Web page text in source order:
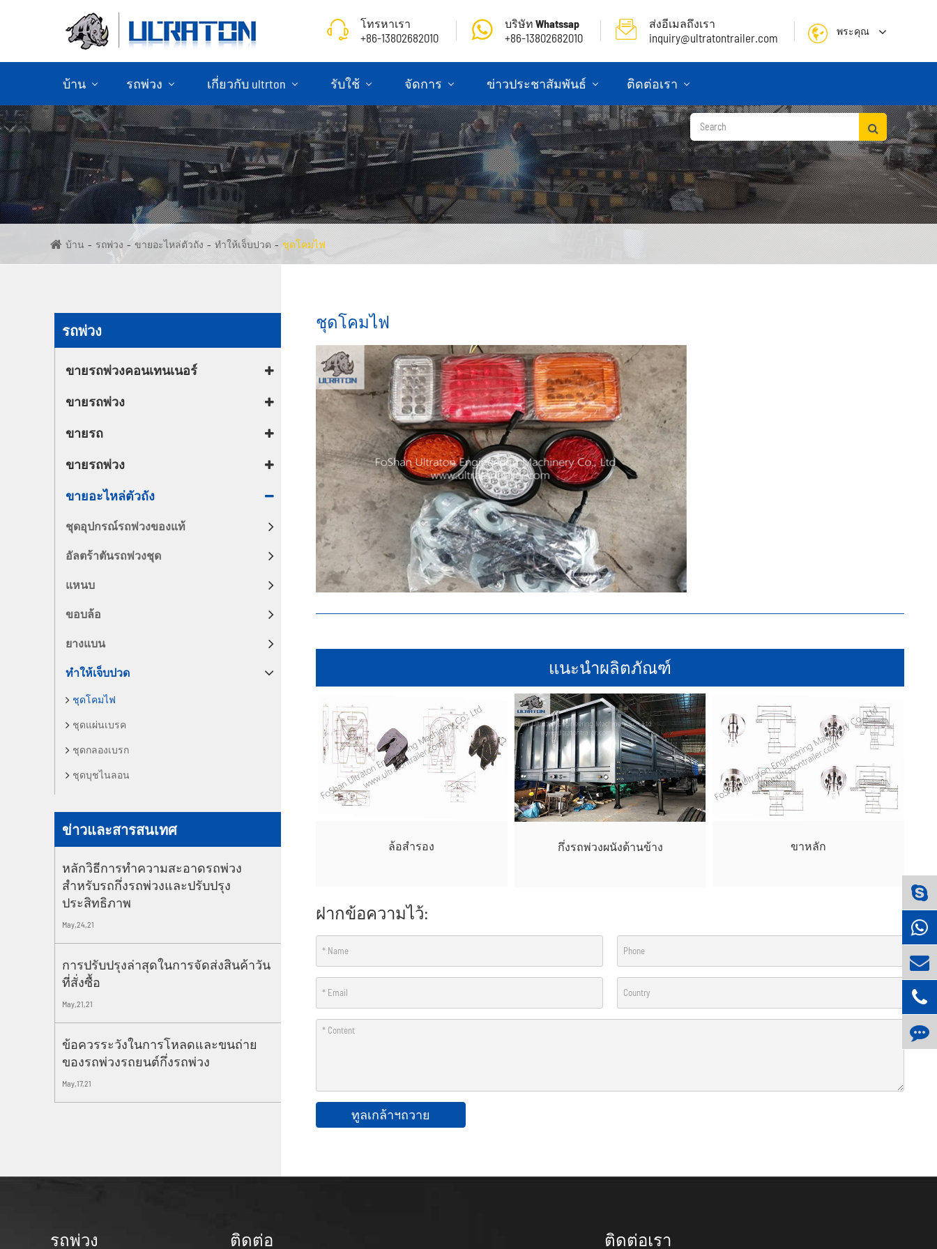
โทรหาเรา
+86-13802682010
บริษัท Whatssap
+86-13802682010
ส่งอีเมลถึงเรา
inquiry@ultratontrailer.com พระคุณ
English
français
Deutsch
บ้าน รถพ่วง
ขายรถพ่วงคอนเทนเนอร์
ขายรถพ่วง
ขายรถ
ขายอะไหล่ตัวถัง รถพ่วงแบน
รถพ่วงครึ่งด้าน ครึ่งหนึ่งของรถบรรทุก
เครื่องวัด ³ รถพ่วงรถบรรทุก เครื่องวัด ³ รถพ่วงรถบรรทุก
รถพ่วงผนังด้านข้าง รั้วกึ่งรถพ่วง
ชุดอุปกรณ์รถพ่วงของแท้ อัลตร้าตันรถพ่วงชุด
เกี่ยวกับ ultrton รับใช้ จัดการ ข่าวประชาสัมพันธ์ ติดต่อเรา
บ้าน รถพ่วง ขายอะไหล่ตัวถัง ทำให้เจ็บปวด ชุดโคมไฟ
รถพ่วง
ขายรถพ่วงคอนเทนเนอร์
ขายรถพ่วง
ขายรถ
ขายรถพ่วง
ขายอะไหล่ตัวถัง
ชุดอุปกรณ์รถพ่วงของแท้
อัลตร้าตันรถพ่วงชุด
แหนบ
ขอบล้อ
ยางแบน
ทำให้เจ็บปวด
ชุดโคมไฟ
ชุดแผ่นเบรค
ชุดกลองเบรก
ชุดบุชไนลอน
ข่าวและสารสนเทศ
หลักวิธีการทำความสะอาดรถพ่วง
สำหรับรถกึ่งรถพ่วงและปรับปรุง
ประสิทธิภาพ
May,24,21
การปรับปรุงล่าสุดในการจัดส่งสินค้าวัน
ที่สั่งซื้อ
May,21,21
ข้อควรระวังในการโหลดและขนถ่าย
ของรถพ่วงรถยนต์กึ่งรถพ่วง
May,17,21
ชุดโคมไฟ
แนะนำผลิตภัณฑ์
ล้อสำรอง กึ่งรถพ่วงผนังด้านข้าง ขาหลัก
ฝากข้อความไว้:
ทูลเกล้าฯถวาย
รถพ่วง ติดต่อ ติดต่อเรา